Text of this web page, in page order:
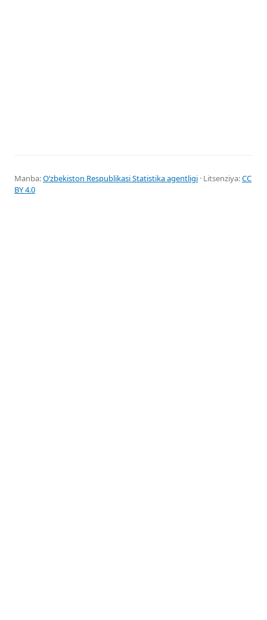
Manba:Oʻzbekiston Respublikasi Statistika agentligi · Litsenziya:CC
BY 4.0